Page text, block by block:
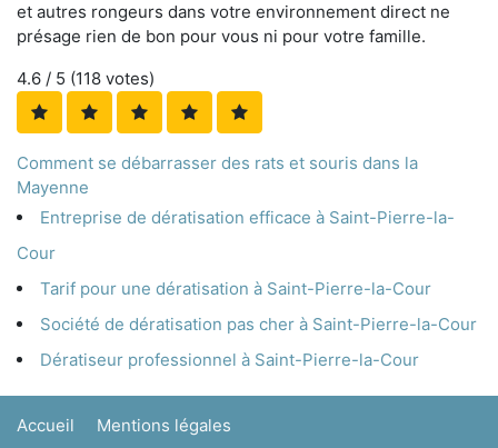
et autres rongeurs dans votre environnement direct ne
présage rien de bon pour vous ni pour votre famille.
4.6 / 5 (118 votes)
Comment se débarrasser des rats et souris dans la
Mayenne
Entreprise de dératisation efficace à Saint-Pierre-la-
Cour
Tarif pour une dératisation à Saint-Pierre-la-Cour
Société de dératisation pas cher à Saint-Pierre-la-Cour
Dératiseur professionnel à Saint-Pierre-la-Cour
Accueil Mentions légales